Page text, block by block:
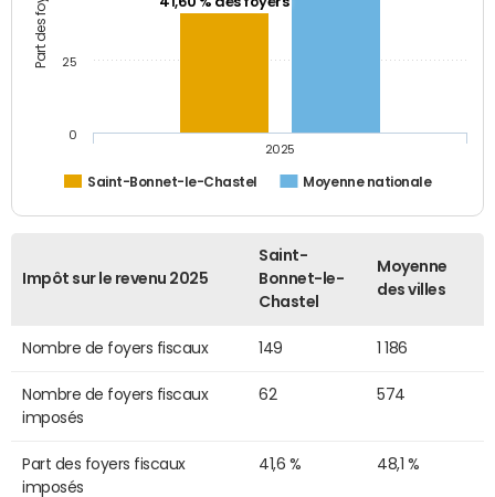
Saint-Bonnet-le-Chastel Moyenne nationale
2025
0
25
Impôt sur le revenu 2025
Saint-
Bonnet-le-
Chastel
Moyenne
des villes
Nombre de foyers fiscaux 149 1 186
Nombre de foyers fiscaux
imposés
62 574
Part des foyers fiscaux
imposés
41,6 % 48,1 %